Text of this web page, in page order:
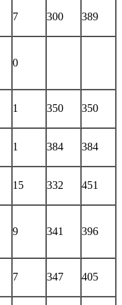
7 300 389
0
1 350 350
1 384 384
15 332 451
9 341 396
7 347 405